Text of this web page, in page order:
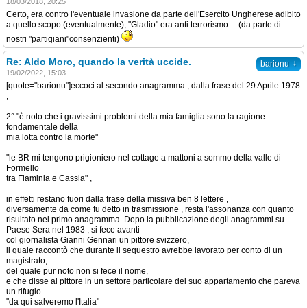
Certo, era contro l'eventuale invasione da parte dell'Esercito Ungherese adibito
a quello scopo (eventualmente); "Gladio" era anti terrorismo ... (da parte di
nostri "partigiani"consenzienti)
barionu ↓
Re: Aldo Moro, quando la verità uccide.
19/02/2022, 15:03
[quote="barionu"]eccoci al secondo anagramma , dalla frase del 29 Aprile 1978
,
2° "è noto che i gravissimi problemi della mia famiglia sono la ragione
fondamentale della
mia lotta contro la morte"
"le BR mi tengono prigioniero nel cottage a mattoni a sommo della valle di
Formello
tra Flaminia e Cassia" ,
in effetti restano fuori dalla frase della missiva ben 8 lettere ,
diversamente da come fu detto in trasmissione , resta l'assonanza con quanto
risultato nel primo anagramma. Dopo la pubblicazione degli anagrammi su
Paese Sera nel 1983 , si fece avanti
col giornalista Gianni Gennari un pittore svizzero,
il quale raccontò che durante il sequestro avrebbe lavorato per conto di un
magistrato,
del quale pur noto non si fece il nome,
e che disse al pittore in un settore particolare del suo appartamento che pareva
un rifugio
"da qui salveremo l'Italia"